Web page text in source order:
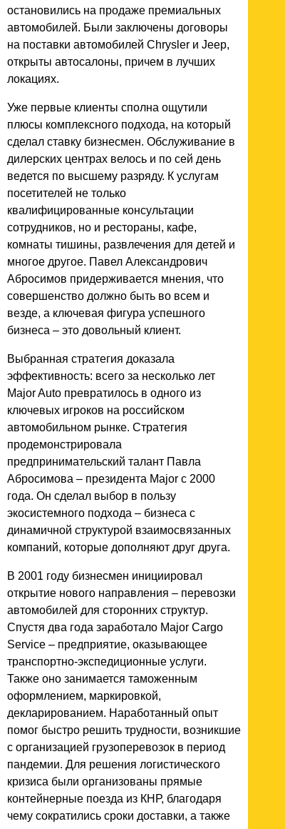
остановились на продаже премиальных
автомобилей. Были заключены договоры
на поставки автомобилей Chrysler и Jeep,
открыты автосалоны, причем в лучших
локациях.
Уже первые клиенты сполна ощутили
плюсы комплексного подхода, на который
сделал ставку бизнесмен. Обслуживание в
дилерских центрах велось и по сей день
ведется по высшему разряду. К услугам
посетителей не только
квалифицированные консультации
сотрудников, но и рестораны, кафе,
комнаты тишины, развлечения для детей и
многое другое. Павел Александрович
Абросимов придерживается мнения, что
совершенство должно быть во всем и
везде, а ключевая фигура успешного
бизнеса – это довольный клиент.
Выбранная стратегия доказала
эффективность: всего за несколько лет
Major Auto превратилось в одного из
ключевых игроков на российском
автомобильном рынке. Стратегия
продемонстрировала
предпринимательский талант Павла
Абросимова – президента Major с 2000
года. Он сделал выбор в пользу
экосистемного подхода – бизнеса с
динамичной структурой взаимосвязанных
компаний, которые дополняют друг друга.
В 2001 году бизнесмен инициировал
открытие нового направления – перевозки
автомобилей для сторонних структур.
Спустя два года заработало Major Cargo
Service – предприятие, оказывающее
транспортно-экспедиционные услуги.
Также оно занимается таможенным
оформлением, маркировкой,
декларированием. Наработанный опыт
помог быстро решить трудности, возникшие
с организацией грузоперевозок в период
пандемии. Для решения логистического
кризиса были организованы прямые
контейнерные поезда из КНР, благодаря
чему сократились сроки доставки, а также